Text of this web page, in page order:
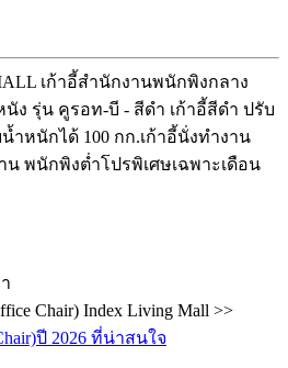
เก้าอี้สำนักงานพนักพิงกลาง
นัง รุ่น คูรอท-บี - สีดำ เก้าอี้สีดำ ปรับ
ำหนักได้ 100 กก.เก้าอี้นั่งทำงาน
าน พนักพิงต่ำโปรพิเศษเฉพาะเดือน
Chair) Index Living Mall >>
ปี 2026 ที่น่าสนใจ